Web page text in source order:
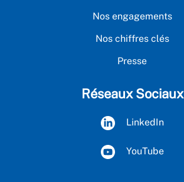
Nos engagements
Nos chiffres clés
Presse
Réseaux Sociaux
LinkedIn
YouTube